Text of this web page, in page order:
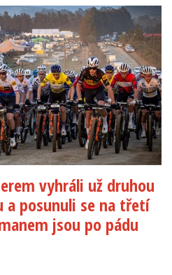
vyhráli už druhou
a posunuli se na třetí
jsou po pádu